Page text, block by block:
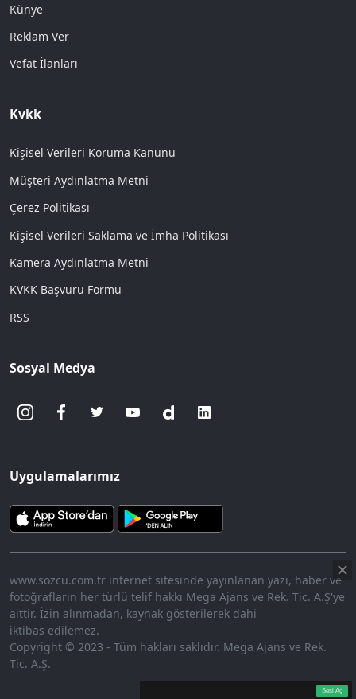
Aç
7.27%
Sesi Aç
Künye
Reklam Ver
Vefat İlanları
Kvkk
Kişisel Verileri Koruma Kanunu
Müşteri Aydınlatma Metni
Çerez Politikası
Kişisel Verileri Saklama ve İmha Politikası
Kamera Aydınlatma Metni
KVKK Başvuru Formu
RSS
Sosyal Medya
Uygulamalarımız
www.sozcu.com.tr internet sitesinde yayınlanan yazı, haber ve
fotoğrafların her türlü telif hakkı Mega Ajans ve Rek. Tic. A.Ş'ye
aittir. İzin alınmadan, kaynak gösterilerek dahi
iktibas edilemez.
Copyright © 2023 - Tüm hakları saklıdır. Mega Ajans ve Rek.
Tic. A.Ş.